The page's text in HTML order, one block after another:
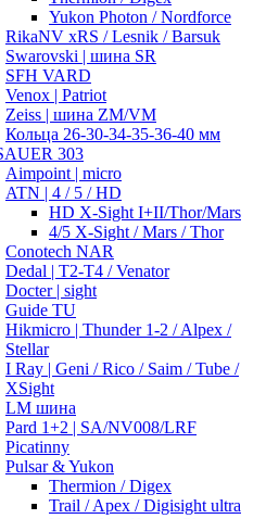
Yukon Photon / Nordforce
RikaNV xRS / Lesnik / Barsuk
Swarovski | шина SR
SFH VARD
Venox | Patriot
Zeiss | шина ZM/VM
Кольца 26-30-34-35-36-40 мм
303
Aimpoint | micro
ATN | 4 / 5 / HD
HD X-Sight I+II/Thor/Mars
4/5 X-Sight / Mars / Thor
Conotech NAR
Dedal | T2-T4 / Venator
Docter | sight
Guide TU
Hikmicro | Thunder 1-2 / Alpex /
Stellar
I Ray | Geni / Rico / Saim / Tube /
XSight
LM шина
Pard 1+2 | SA/NV008/LRF
Picatinny
Pulsar & Yukon
Thermion / Digex
Trail / Apex / Digisight ultra